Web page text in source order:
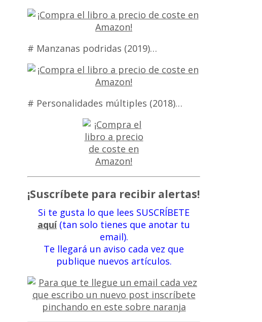
# Manzanas podridas (2019)…
# Personalidades múltiples (2018)…
¡Suscríbete para recibir alertas!
Si te gusta lo que lees SUSCRÍBETE
aquí(tan solo tienes que anotar tu
email).
Te llegará un aviso cada vez que
publique nuevos artículos.